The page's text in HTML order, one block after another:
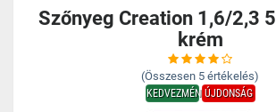
Szőnyeg Creation 1,6/2,3
krém
(Összesen 5 értékelés)
KEDVEZMÉNYÚJDONSÁG